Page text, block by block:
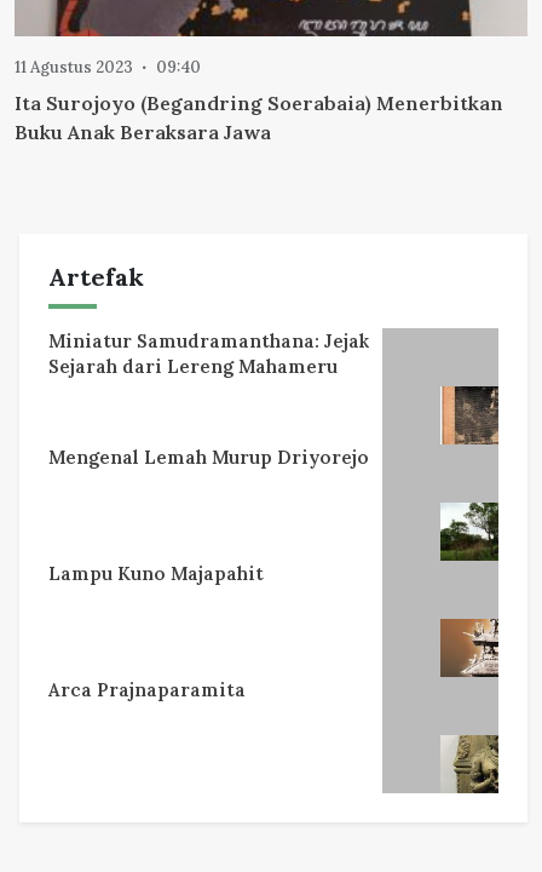
11 Agustus 2023 09:40
Ita Surojoyo (Begandring Soerabaia) Menerbitkan
Buku Anak Beraksara Jawa
Artefak
Miniatur Samudramanthana: Jejak
Sejarah dari Lereng Mahameru
Mengenal Lemah Murup Driyorejo
Lampu Kuno Majapahit
Arca Prajnaparamita